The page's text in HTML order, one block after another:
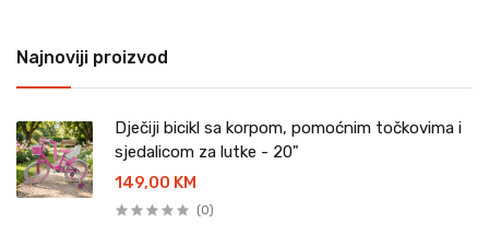
Najnoviji proizvod
Dječiji bicikl sa korpom, pomoćnim točkovima i
sjedalicom za lutke - 20"
149,00 KM
(0)